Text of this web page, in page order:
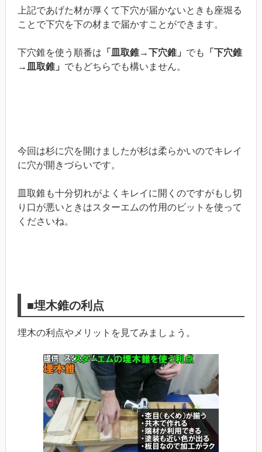
上記であげた材が厚くて下穴が届かないときも座堀る
ことで下穴を下の材まで届かすことができます。
下穴錐を使う順番は 「皿取錐→下穴錐」 でも
「下穴錐
→皿取錐」 でもどちらでも構いません。
今回は杉に穴を開けましたが杉は柔らかいのでキレイ
に穴が開きづらいです。
皿取錐も十分切れがよくキレイに開くのですがもし切
り口が悪いときはスターエムの竹用のビットを使って
くださいね。
■埋木錐の利点
埋木の利点やメリットを見てみましょう。